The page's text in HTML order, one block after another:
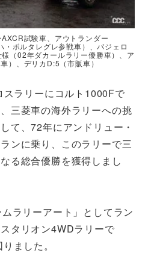
試験車、アウトランダー
ポルタレグレ参戦車）、パジェロ
（02年ダカールラリー優勝車）、ア
）、デリカD:5（市販車）
ラリーにコルト1000Fで
三菱車の海外ラリーへの挑
て、72年にアンドリュー・
ンに乗り、このラリーで三
る総合優勝を獲得しまし
ラリーアート」としてラン
タリオン4WDラリーで
ました。